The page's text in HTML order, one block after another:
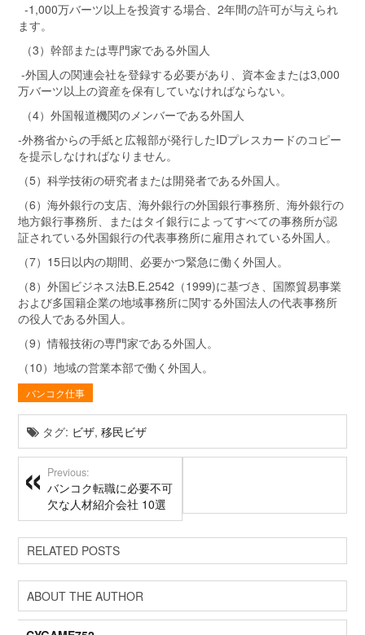
-1,000万バーツ以上を投資する場合、2年間の許可が与えられ
ます。
（3）幹部または専門家である外国人
-外国人の関連会社を登録する必要があり、資本金または3,000
万バーツ以上の資産を保有していなければならない。
（4）外国報道機関のメンバーである外国人
-外務省からの手紙と広報部が発行したIDプレスカードのコピー
を提示しなければなりません。
（5）科学技術の研究者または開発者である外国人。
（6）海外銀行の支店、海外銀行の外国銀行事務所、海外銀行の
地方銀行事務所、またはタイ銀行によってすべての事務所が認
証されている外国銀行の代表事務所に雇用されている外国人。
（7）15日以内の期間、必要かつ緊急に働く外国人。
（8）外国ビジネス法B.E.2542（1999)に基づき、国際貿易事業
および多国籍企業の地域事務所に関する外国法人の代表事務所
の役人である外国人。
（9）情報技術の専門家である外国人。
（10）地域の営業本部で働く外国人。
バンコク仕事
タグ: ビザ,移民ビザ
Previous:
バンコク転職に必要不可
欠な人材紹介会社 10選
RELATED POSTS
ABOUT THE AUTHOR